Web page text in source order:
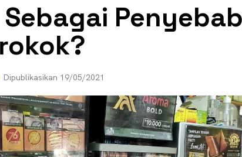
Dipublikasikan 19/05/2021